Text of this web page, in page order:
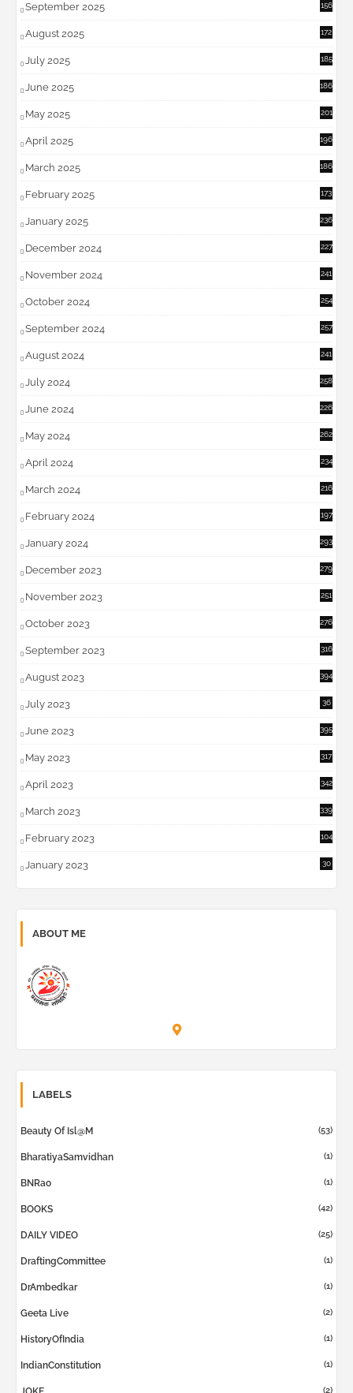
September 2025 156
August 2025 172
July 2025 185
June 2025 186
May 2025 201
April 2025 196
March 2025 186
February 2025 173
January 2025 236
December 2024 227
November 2024 241
October 2024 254
September 2024 257
August 2024 241
July 2024 258
June 2024 226
May 2024 262
April 2024 234
March 2024 216
February 2024 197
January 2024 293
December 2023 279
November 2023 251
October 2023 276
September 2023 316
August 2023 394
July 2023
36
June 2023 395
May 2023 317
April 2023 342
March 2023 339
February 2023 104
January 2023 30
ABOUT ME
LABELS
Beauty Of Isl@m (53)
BharatiyaSamvidhan (1)
BNRao (1)
BOOKS (42)
DAILY VIDEO (25)
DraftingCommittee (1)
DrAmbedkar (1)
Geeta Live (2)
HistoryOfIndia (1)
IndianConstitution (1)
(2)